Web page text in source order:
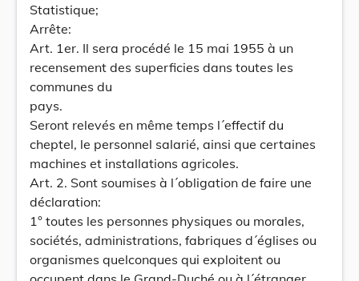
Statistique;
Arrête:
Art. 1er. Il sera procédé le 15 mai 1955 à un
recensement des superficies dans toutes les
communes du
pays.
Seront relevés en même temps l´effectif du
cheptel, le personnel salarié, ainsi que certaines
machines et installations agricoles.
Art. 2. Sont soumises à l´obligation de faire une
déclaration:
1° toutes les personnes physiques ou morales,
sociétés, administrations, fabriques d´églises ou
organismes quelconques qui exploitent ou